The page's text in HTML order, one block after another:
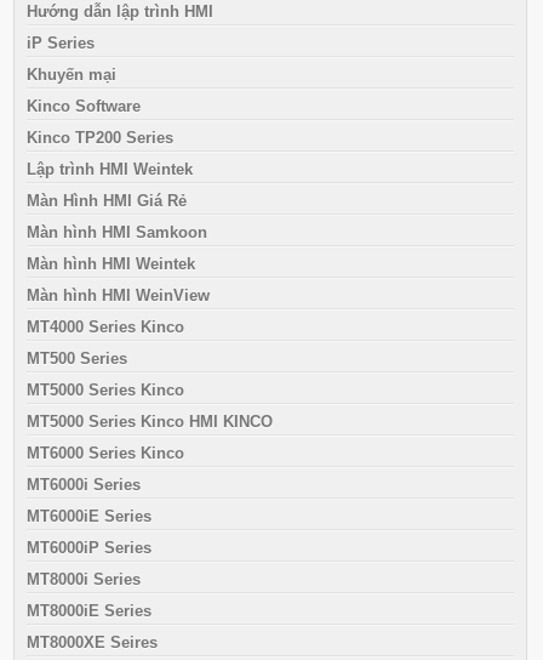
Hướng dẫn lập trình HMI
iP Series
Khuyến mại
Kinco Software
Kinco TP200 Series
Lập trình HMI Weintek
Màn Hình HMI Giá Rẻ
Màn hình HMI Samkoon
Màn hình HMI Weintek
Màn hình HMI WeinView
MT4000 Series Kinco
MT500 Series
MT5000 Series Kinco
MT5000 Series Kinco HMI KINCO
MT6000 Series Kinco
MT6000i Series
MT6000iE Series
MT6000iP Series
MT8000i Series
MT8000iE Series
MT8000XE Seires